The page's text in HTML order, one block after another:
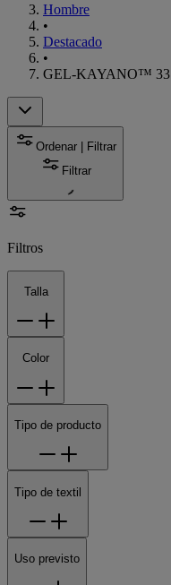
Hombre
•
Destacado
•
GEL-KAYANO™ 33
Ordenar | Filtrar
Filtrar
Filtros
Talla
Color
Tipo de producto
Tipo de textil
Uso previsto